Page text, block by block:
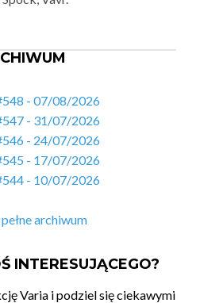
- 07/08/2026
- 31/07/2026
- 24/07/2026
- 17/07/2026
- 10/07/2026
archiwum
INTERESUJĄCEGO?
Varia i podziel się ciekawymi